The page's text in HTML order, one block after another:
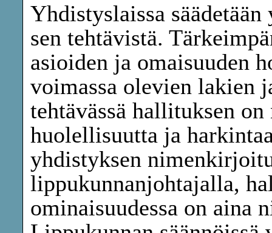
Yhdistyslaissa
sen tehtävistä.
asioiden ja omaisuuden
voimassa olevien lakien
tehtävässä hallituksen
huolellisuutta ja
yhdistyksen
lippukunnanjohtajalla,
ominaisuudessa on aina